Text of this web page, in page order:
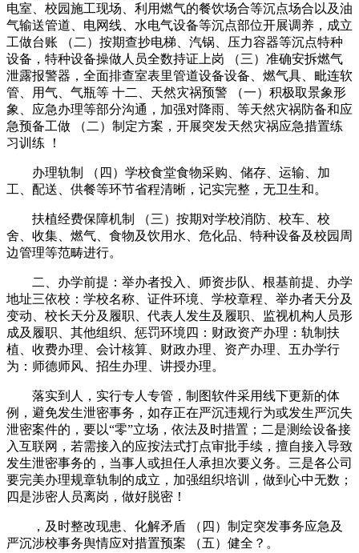
电室、校园施工现场、利用燃气的餐饮场合等沉点场合以及油
气输送管道、电网线、水电气设备等沉点部位开展调养，成立
工做台账 （二）按期查抄电梯、汽锅、压力容器等沉点特种
设备，特种设备操做人员全数持证上岗 （三）准确安拆燃气
泄露报警器，全面排查室表里管道设备设备、燃气具、毗连软
管、用气、气瓶等 十二、天然灾祸预警 （一）积极取景象形
象、应急办理等部分沟通，加强对降雨、等天然灾祸防备和应
急预备工做 （二）制定方案，开展突发天然灾祸应急措置练
习训练 ！
办理轨制 （四）学校食堂食物采购、储存、运输、加
工、配送、供餐等环节省程清晰，记实完整，无卫生和。
扶植经费保障机制 （三）按期对学校消防、校车、校
舍、收集、燃气、食物及饮用水、危化品、特种设备及校园周
边管理等范畴进行。
二、办学前提：举办者投入、师资步队、根基前提、办学
地址三依校：学校名称、证件环境、学校章程、举办者天分及
变动、校长天分及履职、代表人发生及履职、监视机构人员形
成及履职、其他组织、惩罚环境四：财政资产办理：轨制扶
植、收费办理、会计核算、财政办理、资产办理、五办学行
为：师德师风、招生办理、讲授办理。
落实到人，实行专人专管，制图软件采用线下更新的体
例，避免发生泄密事务，如存正在严沉违规行为或发生严沉失
泄密案件的，要以“零”立场，依法及时措置；二是测绘设备接
入互联网，若需接入的应按法式打点审批手续，擅自接入导致
发生泄密事务的，当事人或担任人承担次要义务。三是各公司
要完美办理规章轨制的成立，加强组织培训，做到心中无数；
四是涉密人员离岗，做好脱密！
，及时整改现患、化解矛盾 （四）制定突发事务应急及
严沉涉校事务舆情应对措置预案 （五）健全？。